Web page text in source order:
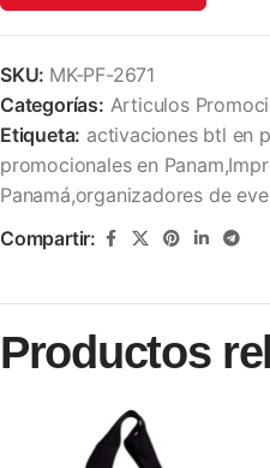
SKU: MK-PF-2671
Categorías: Articulos
Etiqueta: activaciones btl en
promocionales en
Panamá,organizadores de
Compartir:
Productos